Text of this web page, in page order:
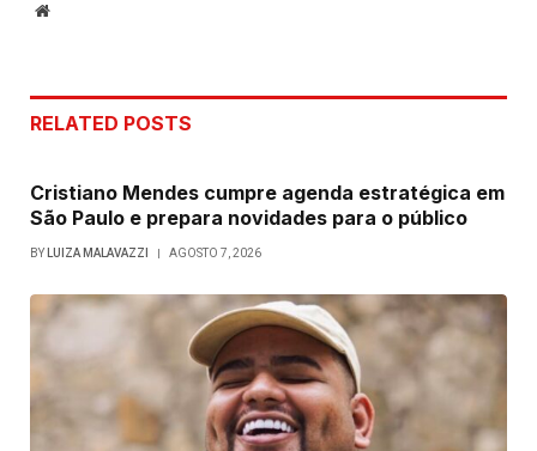
Website
RELATED POSTS
Cristiano Mendes cumpre agenda estratégica em
São Paulo e prepara novidades para o público
BY LUIZA MALAVAZZI AGOSTO 7, 2026